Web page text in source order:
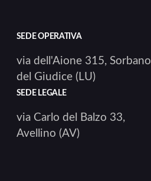
SEDE OPERATIVA
via dell'Aione 315, Sorbano
del Giudice (LU)
SEDE LEGALE
via Carlo del Balzo 33,
Avellino (AV)